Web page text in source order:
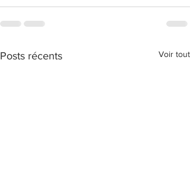
Posts récents Voir tout